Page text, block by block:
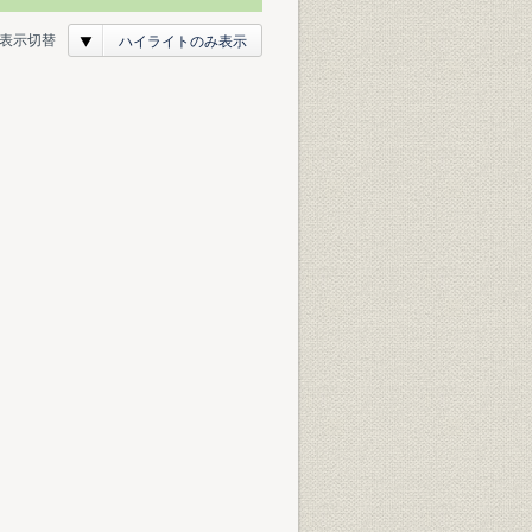
表示切替 ハイライトのみ表示